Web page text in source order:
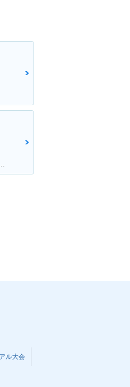
満足ポイント:大きなボディと、前から見た顔がかっこいい！ 扱いきれないほどの圧倒的なパワー！キャップなどは色を合わせています！
に大満足！結構カスタムしてこだわっています！
ル大会